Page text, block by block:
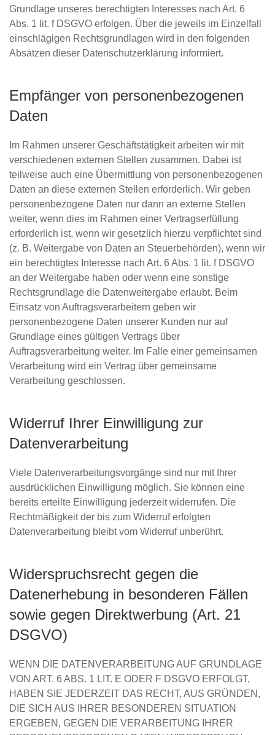
Grundlage unseres berechtigten Interesses nach Art. 6
Abs. 1 lit. f DSGVO erfolgen. Über die jeweils im Einzelfall
einschlägigen Rechtsgrundlagen wird in den folgenden
Absätzen dieser Datenschutzerklärung informiert.
Empfänger von personenbezogenen
Daten
Im Rahmen unserer Geschäftstätigkeit arbeiten wir mit
verschiedenen externen Stellen zusammen. Dabei ist
teilweise auch eine Übermittlung von personenbezogenen
Daten an diese externen Stellen erforderlich. Wir geben
personenbezogene Daten nur dann an externe Stellen
weiter, wenn dies im Rahmen einer Vertragserfüllung
erforderlich ist, wenn wir gesetzlich hierzu verpflichtet sind
(z. B. Weitergabe von Daten an Steuerbehörden), wenn wir
ein berechtigtes Interesse nach Art. 6 Abs. 1 lit. f DSGVO
an der Weitergabe haben oder wenn eine sonstige
Rechtsgrundlage die Datenweitergabe erlaubt. Beim
Einsatz von Auftragsverarbeitern geben wir
personenbezogene Daten unserer Kunden nur auf
Grundlage eines gültigen Vertrags über
Auftragsverarbeitung weiter. Im Falle einer gemeinsamen
Verarbeitung wird ein Vertrag über gemeinsame
Verarbeitung geschlossen.
Widerruf Ihrer Einwilligung zur
Datenverarbeitung
Viele Datenverarbeitungsvorgänge sind nur mit Ihrer
ausdrücklichen Einwilligung möglich. Sie können eine
bereits erteilte Einwilligung jederzeit widerrufen. Die
Rechtmäßigkeit der bis zum Widerruf erfolgten
Datenverarbeitung bleibt vom Widerruf unberührt.
Widerspruchsrecht gegen die
Datenerhebung in besonderen Fällen
sowie gegen Direktwerbung (Art. 21
DSGVO)
WENN DIE DATENVERARBEITUNG AUF GRUNDLAGE
VON ART. 6 ABS. 1 LIT. E ODER F DSGVO ERFOLGT,
HABEN SIE JEDERZEIT DAS RECHT, AUS GRÜNDEN,
DIE SICH AUS IHRER BESONDEREN SITUATION
ERGEBEN, GEGEN DIE VERARBEITUNG IHRER